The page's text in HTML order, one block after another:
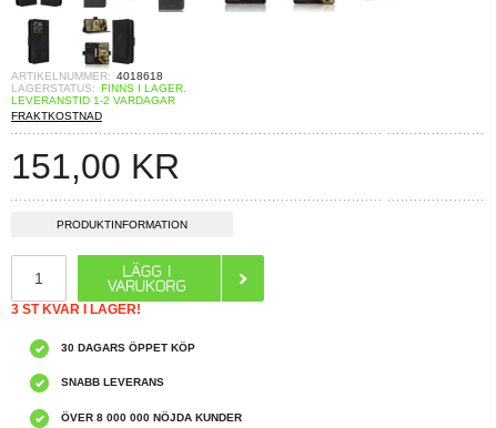
ARTIKELNUMMER: 4018618
LAGERSTATUS: FINNS I LAGER.
LEVERANSTID 1-2 VARDAGAR
FRAKTKOSTNAD
151,00 KR
PRODUKTINFORMATION
3 ST KVAR I LAGER!
30 DAGARS ÖPPET KÖP
SNABB LEVERANS
ÖVER 8 000 000 NÖJDA KUNDER